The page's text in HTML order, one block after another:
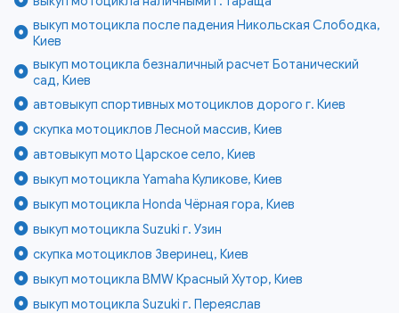
выкуп мотоцикла после падения Никольская Слободка,
Киев
выкуп мотоцикла безналичный расчет Ботанический
сад, Киев
автовыкуп спортивных мотоциклов дорого г. Киев
скупка мотоциклов Лесной массив, Киев
автовыкуп мото Царское село, Киев
выкуп мотоцикла Yamaha Куликове, Киев
выкуп мотоцикла Honda Чёрная гора, Киев
выкуп мотоцикла Suzuki г. Узин
скупка мотоциклов Зверинец, Киев
выкуп мотоцикла BMW Красный Хутор, Киев
выкуп мотоцикла Suzuki г. Переяслав